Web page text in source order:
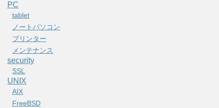
PC
tablet
ノートパソコン
プリンター
メンテナンス
security
SSL
UNIX
AIX
FreeBSD